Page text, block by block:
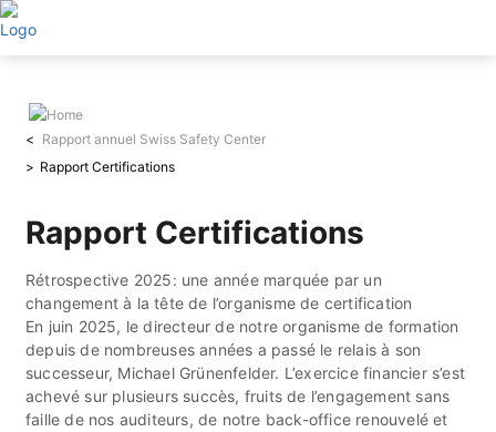
Aller
au
contenu
Rapport annuel Swiss Safety Center
Rapport Certifications
Rapport Certifications
Rétrospective 2025: une année marquée par un
changement à la tête de l’organisme de certification
En juin 2025, le directeur de notre organisme de formation
depuis de nombreuses années a passé le relais à son
successeur, Michael Grünenfelder. L’exercice financier s’est
achevé sur plusieurs succès, fruits de l’engagement sans
faille de nos auditeurs, de notre back-office renouvelé et